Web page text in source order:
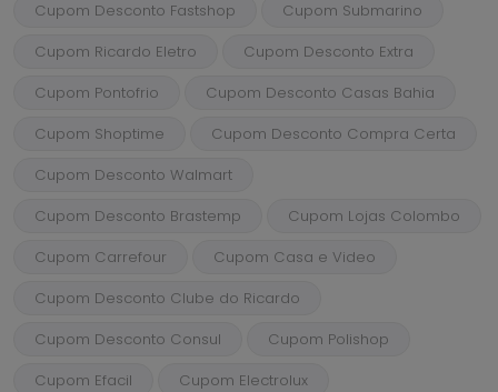
Cupom Desconto Fastshop
Cupom Submarino
Cupom Ricardo Eletro
Cupom Desconto Extra
Cupom Pontofrio
Cupom Desconto Casas Bahia
Cupom Shoptime
Cupom Desconto Compra Certa
Cupom Desconto Walmart
Cupom Desconto Brastemp
Cupom Lojas Colombo
Cupom Carrefour
Cupom Casa e Video
Cupom Desconto Clube do Ricardo
Cupom Desconto Consul
Cupom Polishop
Cupom Efacil
Cupom Electrolux